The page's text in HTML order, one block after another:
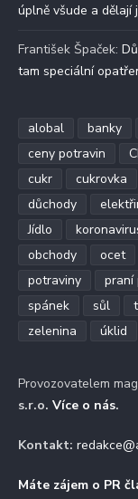
úplně všude a dělají
František Špaček:
tam speciální
alobal banky
ceny potravin
cukr
cukrovka
důchody
Jídlo
obchody
ocet
potraviny
praní
spánek
sůl
zelenina
úklid
Provozovatelem
s.r.o. Více o nás.
Kontakt:
Máte zájem o PR